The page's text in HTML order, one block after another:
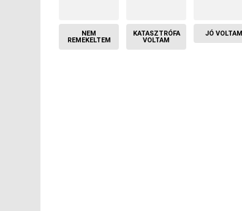
NEM
REMEKELTEM
KATASZTRÓFA
VOLTAM
JÓ VOLTAM